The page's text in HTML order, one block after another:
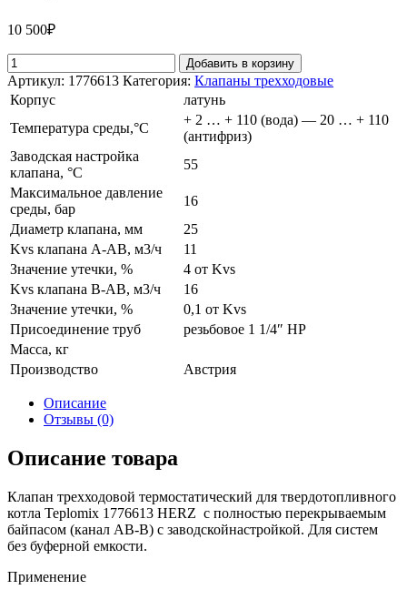
10 500₽
Добавить в корзину
Артикул: 1776613 Категория: Клапаны трехходовые
Корпус
латунь
Температура среды,°С
+ 2 … + 110 (вода) — 20 … + 110
(антифриз)
Заводская настройка
клапана, °С
55
Максимальное давление
среды, бар
16
Диаметр клапана, мм
25
Kvs клапана А-АВ, м3/ч
11
Значение утечки, %
4 от Kvs
Kvs клапана В-АВ, м3/ч
16
Значение утечки, %
0,1 от Kvs
Присоединение труб
резьбовое 1 1/4″ НР
Масса, кг
Производство
Австрия
Описание
Отзывы (0)
Описание товара
Клапан трехходовой термостатический для твердотопливного
котла Teplomix 1776613 HERZ с полностью перекрываемым
байпасом (канал АВ-В) с заводскойнастройкой. Для систем
без буферной емкости.
Применение